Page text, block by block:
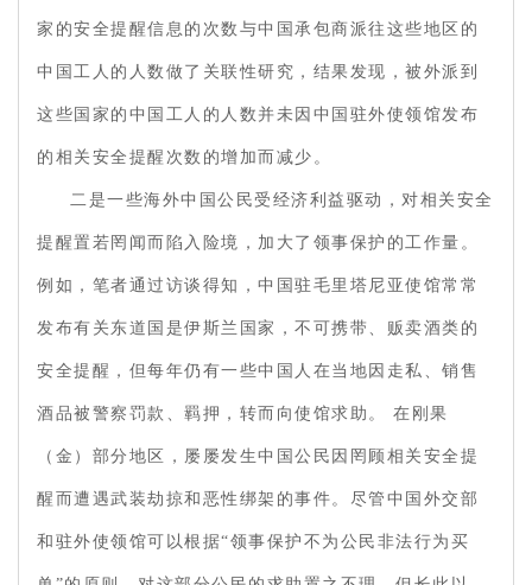
家的安全提醒信息的次数与中国承包商派往这些地区的
中国工人的人数做了关联性研究，结果发现，被外派到
这些国家的中国工人的人数并未因中国驻外使领馆发布
的相关安全提醒次数的增加而减少。
二是一些海外中国公民受经济利益驱动，对相关安全
提醒置若罔闻而陷入险境，加大了领事保护的工作量。
例如，笔者通过访谈得知，中国驻毛里塔尼亚使馆常常
发布有关东道国是伊斯兰国家，不可携带、贩卖酒类的
安全提醒，但每年仍有一些中国人在当地因走私、销售
酒品被警察罚款、羁押，转而向使馆求助。 在刚果
（金）部分地区，屡屡发生中国公民因罔顾相关安全提
醒而遭遇武装劫掠和恶性绑架的事件。尽管中国外交部
和驻外使领馆可以根据“领事保护不为公民非法行为买